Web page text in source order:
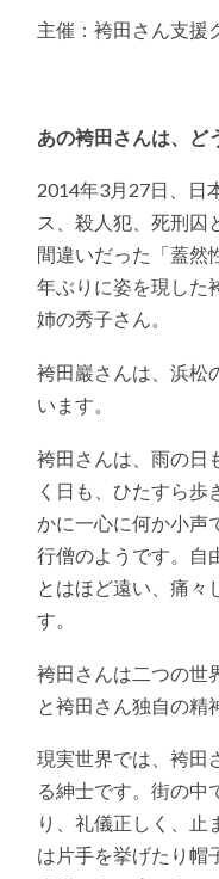
主催：袴田さん支援
あの袴田さんは、ど
2014年3月27日、日
ス、殺人犯、死刑囚
間違いだった「蓋然
年ぶりに姿を現した
姉の秀子さん。
袴田巖さんは、浜松
います。
袴田さんは、雨の日
く日も、ひたすら歩
かに一心に何か小声
行僧のようです。自
とはほど遠い、痛々
す。
袴田さんは二つの世
と袴田さん独自の精
現実世界では、袴田
る紳士です。街の中
り、礼儀正しく、止
は片手を挙げたり帽